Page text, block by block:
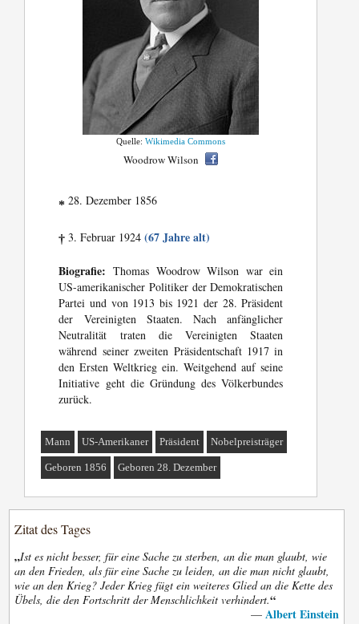
Quelle:Wikimedia Commons
Woodrow Wilson
* 28. Dezember 1856
† 3. Februar 1924(67 Jahre alt)
Biografie: Thomas Woodrow Wilson war ein
US-amerikanischer Politiker der Demokratischen
Partei und von 1913 bis 1921 der 28. Präsident
der Vereinigten Staaten. Nach anfänglicher
Neutralität traten die Vereinigten Staaten
während seiner zweiten Präsidentschaft 1917 in
den Ersten Weltkrieg ein. Weitgehend auf seine
Initiative geht die Gründung des Völkerbundes
zurück.
Mann US-Amerikaner Präsident Nobelpreisträger
Geboren 1856 Geboren 28. Dezember
Zitat des Tages
„Ist es nicht besser, für eine Sache zu sterben, an die man glaubt, wie
an den Frieden, als für eine Sache zu leiden, an die man nicht glaubt,
wie an den Krieg? Jeder Krieg fügt ein weiteres Glied an die Kette des
Übels, die den Fortschritt der Menschlichkeit verhindert.“
— Albert Einstein